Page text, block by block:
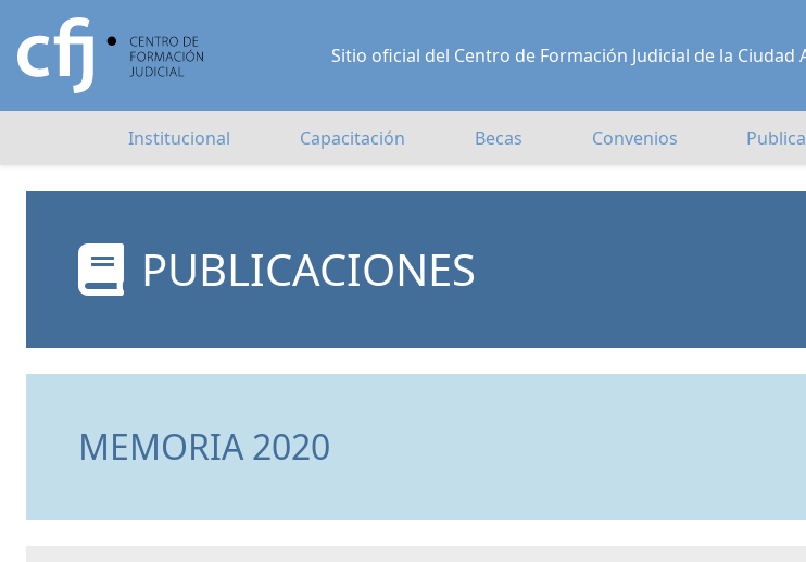
Sitio oficial del Centro de Formación Judicial de la Ciudad
Institucional Capacitación Becas Convenios
PUBLICACIONES
MEMORIA 2020